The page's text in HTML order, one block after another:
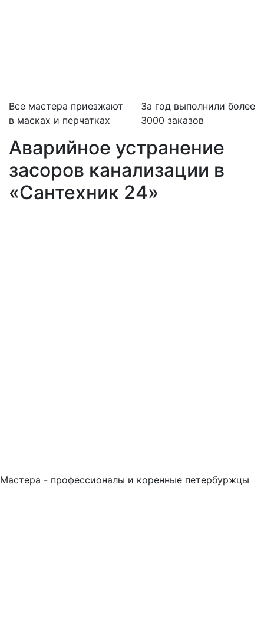
Все мастера приезжают
в масках и перчатках
За год выполнили более
3000 заказов
Аварийное устранение
засоров канализации в
«Сантехник 24»
Мастера - профессионалы и коренные петербуржцы